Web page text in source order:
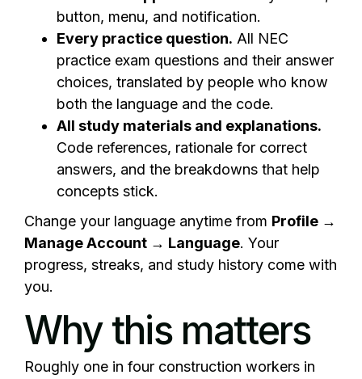
button, menu, and notification.
Every practice question. All NEC
practice exam questions and their answer
choices, translated by people who know
both the language and the code.
All study materials and explanations.
Code references, rationale for correct
answers, and the breakdowns that help
concepts stick.
Change your language anytime from Profile →
Manage Account → Language. Your
progress, streaks, and study history come with
you.
Why this matters
Roughly one in four construction workers in